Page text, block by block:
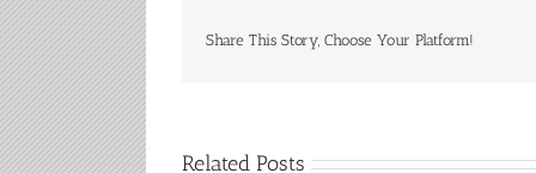
Share This Story, Choose Your Platform!
Related Posts